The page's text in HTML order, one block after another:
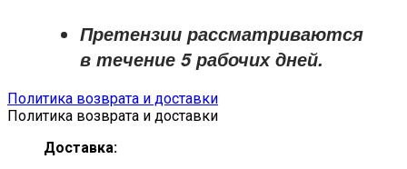
Претензии рассматриваются
в течение 5 рабочих дней.
Политика возврата и доставки
Политика возврата и доставки
Доставка: